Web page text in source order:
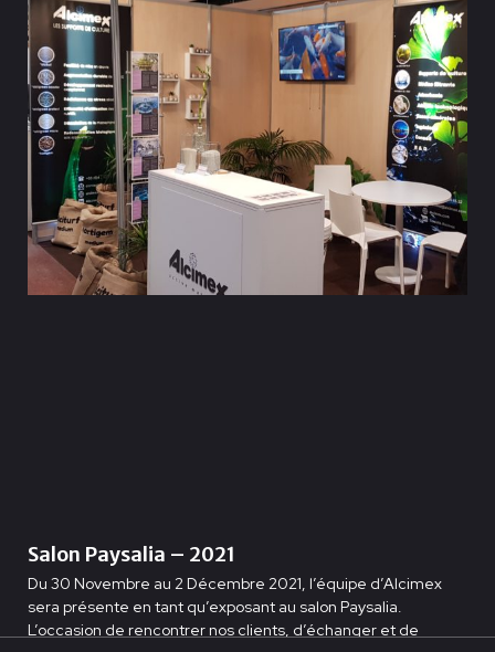
Salon Paysalia – 2021
Du 30 Novembre au 2 Décembre 2021, l’équipe d’Alcimex
sera présente en tant qu’exposant au salon Paysalia.
L’occasion de rencontrer nos clients, d’échanger et de